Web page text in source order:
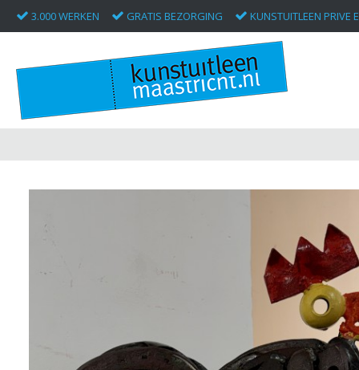
3.000 WERKEN GRATIS BEZORGING KUNSTUITLEEN PRIVE